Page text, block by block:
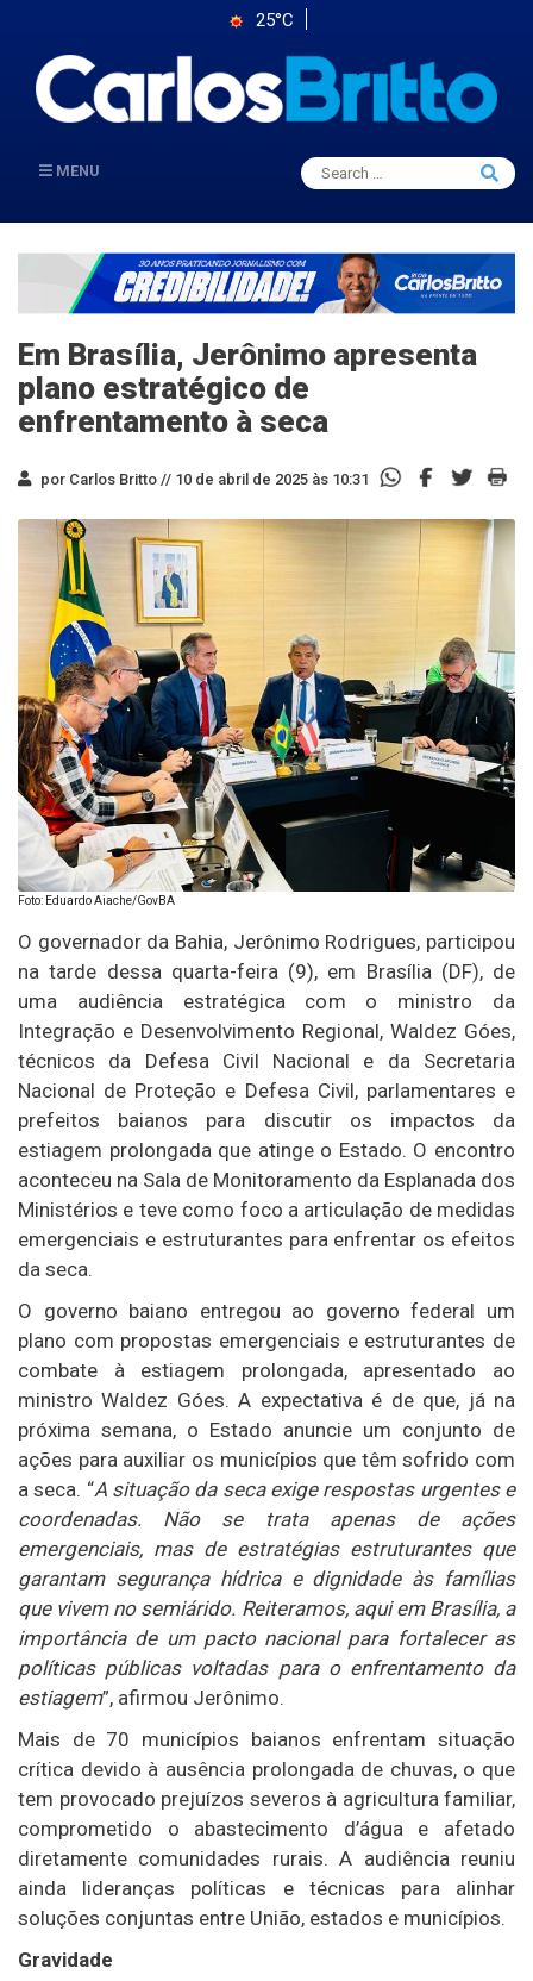
25°C
MENU
Search
for:
Search
Em Brasília, Jerônimo apresenta
plano estratégico de
enfrentamento à seca
por Carlos Britto // 10 de abril de 2025 às 10:31
Foto: Eduardo Aiache/GovBA
O governador da Bahia, Jerônimo Rodrigues, participou
na tarde dessa quarta-feira (9), em Brasília (DF), de
uma audiência estratégica com o ministro da
Integração e Desenvolvimento Regional, Waldez Góes,
técnicos da Defesa Civil Nacional e da Secretaria
Nacional de Proteção e Defesa Civil, parlamentares e
prefeitos baianos para discutir os impactos da
estiagem prolongada que atinge o Estado. O encontro
aconteceu na Sala de Monitoramento da Esplanada dos
Ministérios e teve como foco a articulação de medidas
emergenciais e estruturantes para enfrentar os efeitos
da seca.
O governo baiano entregou ao governo federal um
plano com propostas emergenciais e estruturantes de
combate à estiagem prolongada, apresentado ao
ministro Waldez Góes. A expectativa é de que, já na
próxima semana, o Estado anuncie um conjunto de
ações para auxiliar os municípios que têm sofrido com
a seca. “A situação da seca exige respostas urgentes e
coordenadas. Não se trata apenas de ações
emergenciais, mas de estratégias estruturantes que
garantam segurança hídrica e dignidade às famílias
que vivem no semiárido. Reiteramos, aqui em Brasília, a
importância de um pacto nacional para fortalecer as
políticas públicas voltadas para o enfrentamento da
estiagem”, afirmou Jerônimo.
Mais de 70 municípios baianos enfrentam situação
crítica devido à ausência prolongada de chuvas, o que
tem provocado prejuízos severos à agricultura familiar,
comprometido o abastecimento d’água e afetado
diretamente comunidades rurais. A audiência reuniu
ainda lideranças políticas e técnicas para alinhar
soluções conjuntas entre União, estados e municípios.
Gravidade